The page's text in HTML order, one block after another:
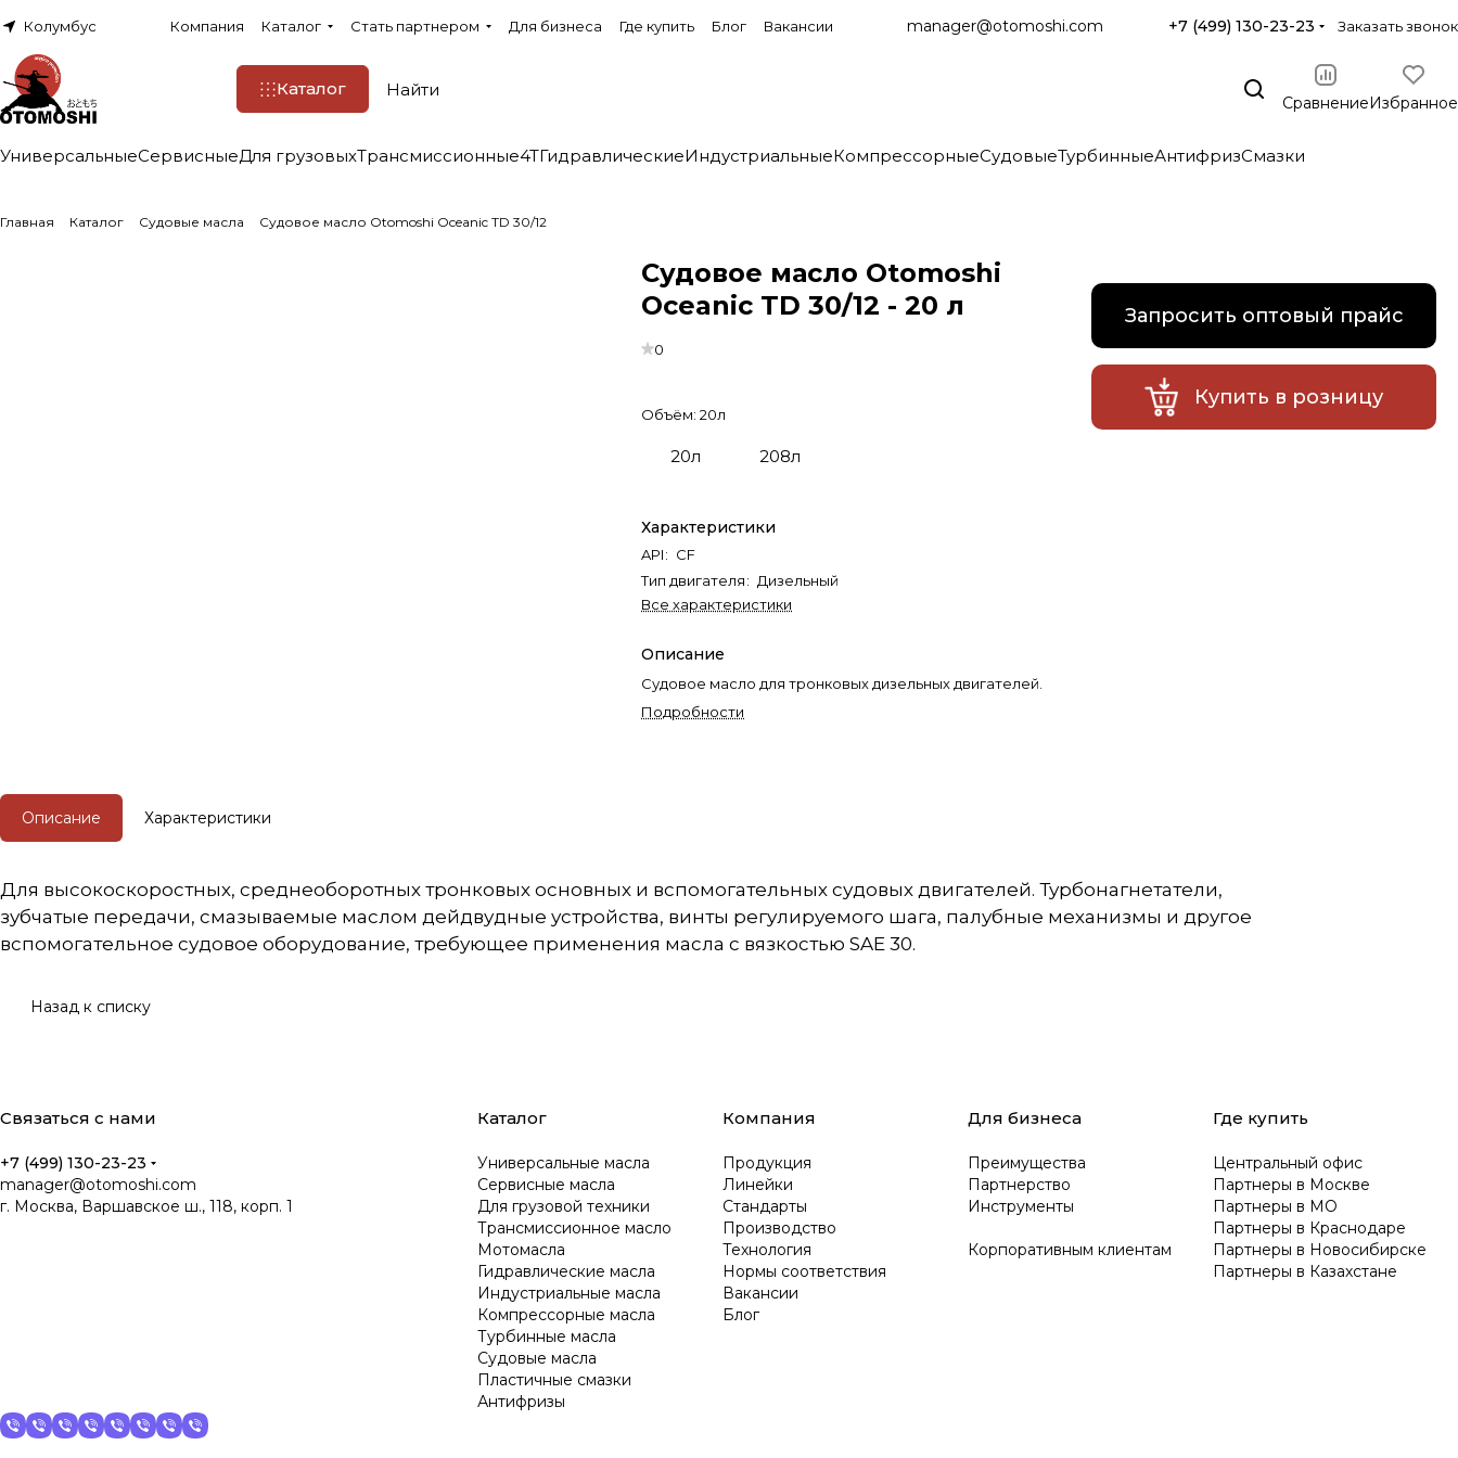
Колумбус Компания Каталог Стать партнером Для бизнеса Где купить Блог Вакансии manager@otomoshi.com +7 (499) 130-23-23 Заказать звонок
Каталог
СравнениеИзбранное
УниверсальныеСервисныеДля грузовыхТрансмиссионные4TГидравлическиеИндустриальныеКомпрессорныеСудовыеТурбинныеАнтифризСмазки
Главная Каталог Судовые масла Судовое масло Otomoshi Oceanic TD 30/12
Судовое масло Otomoshi
Oceanic TD 30/12 - 20 л
0
Объём:20л
20л 208л
Характеристики
API: CF
Тип двигателя: Дизельный
Все характеристики
Описание
Судовое масло для тронковых дизельных двигателей.
Подробности
Запросить оптовый прайс
Купить в розницу
Описание Характеристики
Для высокоскоростных, среднеоборотных тронковых основных и вспомогательных судовых двигателей. Турбонагнетатели,
зубчатые передачи, смазываемые маслом дейдвудные устройства, винты регулируемого шага, палубные механизмы и другое
вспомогательное судовое оборудование, требующее применения масла с вязкостью SAE 30.
Назад к списку
Связаться с нами
+7 (499) 130-23-23
manager@otomoshi.com
г. Москва, Варшавское ш., 118, корп. 1
Каталог
Универсальные масла
Сервисные масла
Для грузовой техники
Трансмиссионное масло
Мотомасла
Гидравлические масла
Индустриальные масла
Компрессорные масла
Турбинные масла
Судовые масла
Пластичные смазки
Антифризы
Компания
Продукция
Линейки
Стандарты
Производство
Технология
Нормы соответствия
Вакансии
Блог
Для бизнеса
Преимущества
Партнерство
Инструменты
Корпоративным клиентам
Где купить
Центральный офис
Партнеры в Москве
Партнеры в МО
Партнеры в Краснодаре
Партнеры в Новосибирске
Партнеры в Казахстане